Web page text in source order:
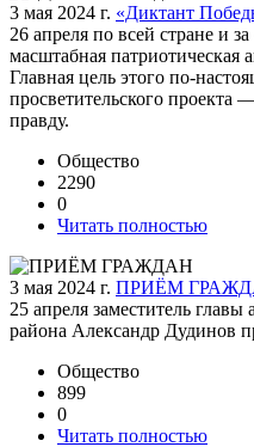
3 мая 2024 г. «Диктант
26 апреля по всей стране и
масштабная патриотическая
Главная цель этого по-
просветительского проекта
правду.
Общество
2290
0
Читать полностью
3 мая 2024 г. ПРИЁМ
25 апреля заместитель
района Александр Дудинов
Общество
899
0
Читать полностью